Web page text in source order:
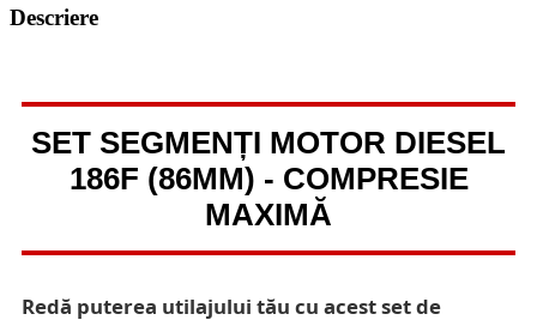
Descriere
SET SEGMENȚI MOTOR DIESEL
186F (86MM) - COMPRESIE
MAXIMĂ
Redă puterea utilajului tău cu acest set de